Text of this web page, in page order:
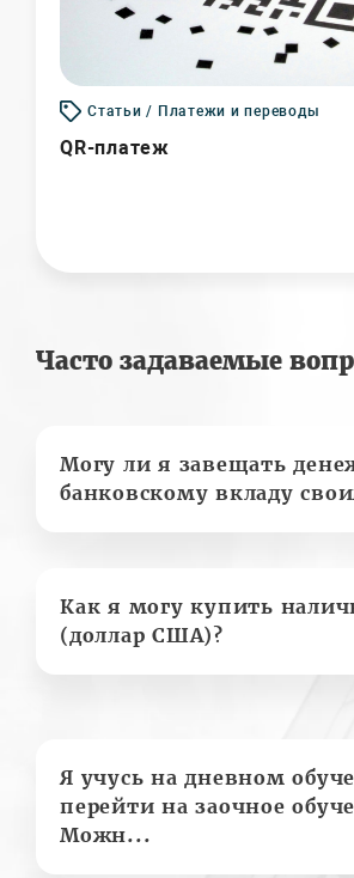
Статьи / Платежи и переводы
QR-платеж
Часто задаваемые
Могу ли я завещать
банковскому вкладу
Как я могу купить
(доллар США)?
Я учусь на дневном
перейти на заочное
Можн...